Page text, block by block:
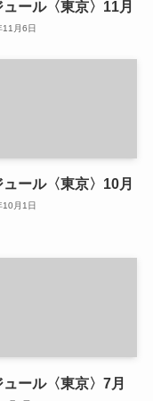
ュール〈東京〉11月
月6日
ュール〈東京〉10月
月1日
ュール〈東京〉7月